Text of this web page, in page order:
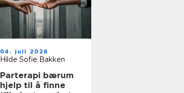
04. juli 2026
Hilde Sofie Bakken
Parterapi bærum
hjelp til å finne